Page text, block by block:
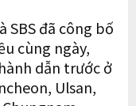
SBS đã công bố
cùng ngày,
dẫn trước ở
Ulsan,